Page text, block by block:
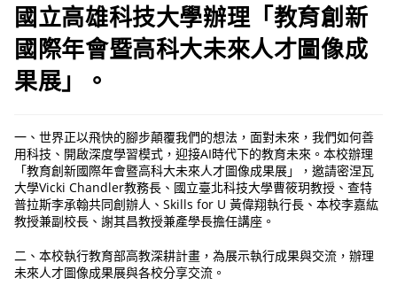
國立高雄科技大學辦理「教育創新
國際年會暨高科大未來人才圖像成
果展」。
一、世界正以飛快的腳步顛覆我們的想法，面對未來，我們如何善
用科技、開啟深度學習模式，迎接AI時代下的教育未來。本校辦理
「教育創新國際年會暨高科大未來人才圖像成果展」，邀請密涅瓦
大學Vicki Chandler教務長、國立臺北科技大學曹筱玥教授、查特
普拉斯李承翰共同創辦人、Skills for U 黃偉翔執行長、本校李嘉紘
教授兼副校長、謝其昌教授兼產學長擔任講座。
二、本校執行教育部高教深耕計畫，為展示執行成果與交流，辦理
未來人才圖像成果展與各校分享交流。